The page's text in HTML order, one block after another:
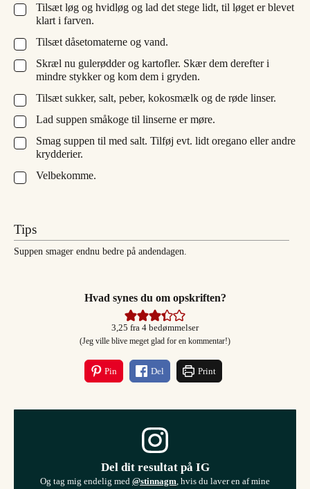
▢
Tilsæt løg og hvidløg og lad det stege lidt, til løget er blevet
klart i farven.
▢
Tilsæt dåsetomaterne og vand.
▢
Skræl nu gulerødder og kartofler. Skær dem derefter i
mindre stykker og kom dem i gryden.
▢
Tilsæt sukker, salt, peber, kokosmælk og de røde linser.
▢
Lad suppen småkoge til linserne er møre.
▢
Smag suppen til med salt. Tilføj evt. lidt oregano eller andre
krydderier.
▢
Velbekomme.
Tips
Suppen smager endnu bedre på andendagen.
Hvad synes du om opskriften?
3,25 fra 4 bedømmelser
(Jeg ville blive meget glad for en kommentar!)
Pin Del Print
Del dit resultat på IG
Og tag mig endelig med @stinnagm , hvis du laver en af mine